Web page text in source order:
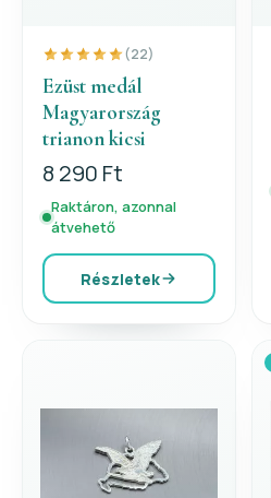
(22)
Ezüst medál
Magyarország
trianon kicsi
8 290 Ft
Raktáron, azonnal
átvehető
Részletek